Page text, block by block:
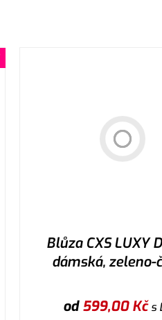
Blůza CXS LUXY
dámská, zeleno-
od599,00Kčs